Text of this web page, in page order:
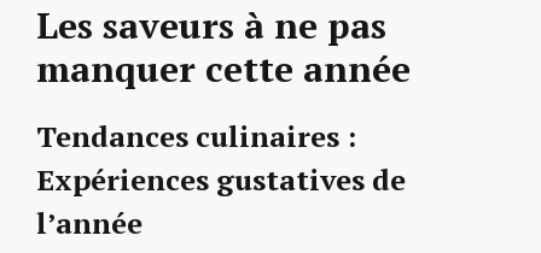
Les saveurs à ne pas
manquer cette année
Tendances culinaires :
Expériences gustatives de
l’année